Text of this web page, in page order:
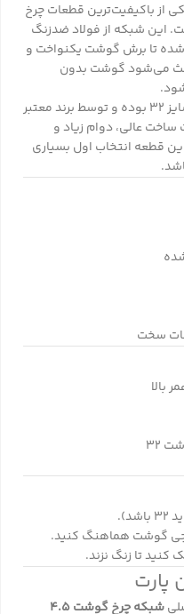
از باکیفیت‌ترین قطعات چرخ
شبکه از فولاد ضدزنگ
شده تا برش گوشت یکنواخت و
آن باعث می‌شود گوشت بدون
عالی، دوام زیاد و
قطعه انتخاب اول بسیاری
سخت
بالا
۳۲
گوشت هماهنگ کنید.
کنید تا زنگ نزند.
پارت
شبکه چرخ گوشت ۴.۵